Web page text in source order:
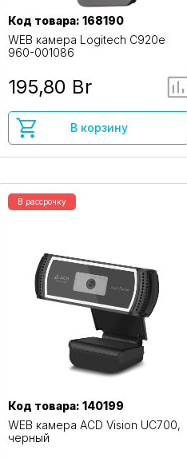
Код товара: 168190
WEB камера Logitech C920e
960-001086
195,80 Br
В корзину
В рассрочку
Код товара: 140199
WEB камера ACD Vision UC700,
черный